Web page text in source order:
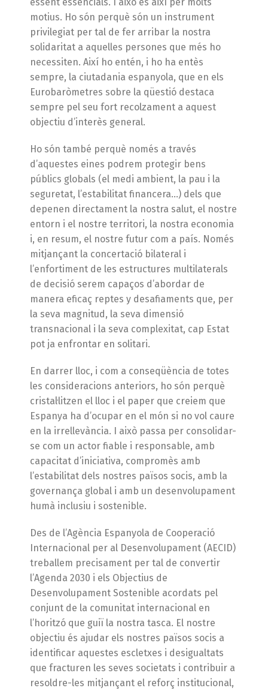
motius. Ho són perquè són un instrument
privilegiat per tal de fer arribar la nostra
solidaritat a aquelles persones que més ho
necessiten. Així ho entén, i ho ha entès
sempre, la ciutadania espanyola, que en els
Eurobaròmetres sobre la qüestió destaca
sempre pel seu fort recolzament a aquest
objectiu d’interès general.
Ho són també perquè només a través
d’aquestes eines podrem protegir bens
públics globals (el medi ambient, la pau i la
seguretat, l’estabilitat financera…) dels que
depenen directament la nostra salut, el nostre
entorn i el nostre territori, la nostra economia
i, en resum, el nostre futur com a país. Només
mitjançant la concertació bilateral i
l’enfortiment de les estructures multilaterals
de decisió serem capaços d’abordar de
manera eficaç reptes y desafiaments que, per
la seva magnitud, la seva dimensió
transnacional i la seva complexitat, cap Estat
pot ja enfrontar en solitari.
En darrer lloc, i com a conseqüència de totes
les consideracions anteriors, ho són perquè
cristal·litzen el lloc i el paper que creiem que
Espanya ha d’ocupar en el món si no vol caure
en la irrellevància. I això passa per consolidar-
se com un actor fiable i responsable, amb
capacitat d’iniciativa, compromès amb
l’estabilitat dels nostres països socis, amb la
governança global i amb un desenvolupament
humà inclusiu i sostenible.
Des de l’Agència Espanyola de Cooperació
Internacional per al Desenvolupament (AECID)
treballem precisament per tal de convertir
l’Agenda 2030 i els Objectius de
Desenvolupament Sostenible acordats pel
conjunt de la comunitat internacional en
l’horitzó que guiï la nostra tasca. El nostre
objectiu és ajudar els nostres països socis a
identificar aquestes escletxes i desigualtats
que fracturen les seves societats i contribuir a
resoldre-les mitjançant el reforç institucional,